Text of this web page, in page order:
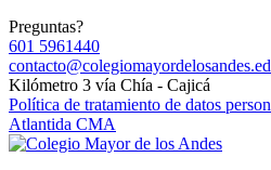
Preguntas?
601 5961440
Kilómetro 3 vía Chía - Cajicá
Política de tratamiento de datos
Atlantida CMA